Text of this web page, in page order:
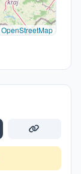
OpenStreetMap